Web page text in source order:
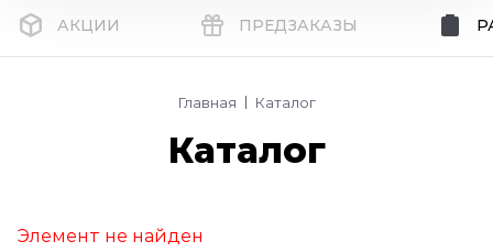
АКЦИИ ПРЕДЗАКАЗЫ
Главная Каталог
Каталог
Элемент не найден